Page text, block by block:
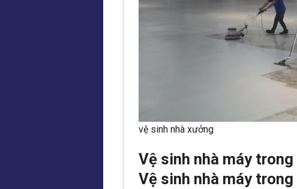
vệ sinh nhà xưởng
Vệ sinh nhà máy
Vệ sinh nhà máy